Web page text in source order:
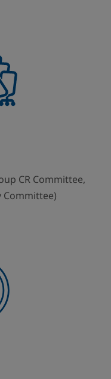
CR Committee,
Committee)